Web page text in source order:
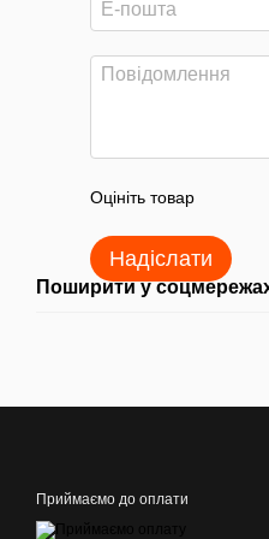
Оцініть товар
Надіслати
Поширити у
Приймаємо до оплати